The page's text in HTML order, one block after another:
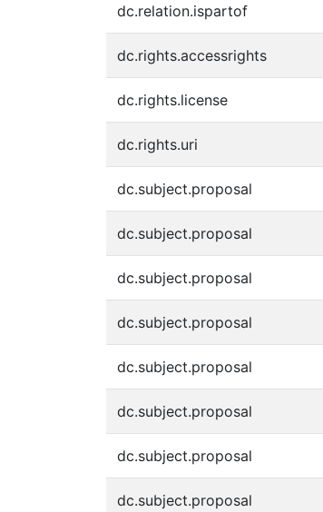
dc.relation.ispartof
dc.rights.accessrights
dc.rights.license
dc.rights.uri
dc.subject.proposal
dc.subject.proposal
dc.subject.proposal
dc.subject.proposal
dc.subject.proposal
dc.subject.proposal
dc.subject.proposal
dc.subject.proposal